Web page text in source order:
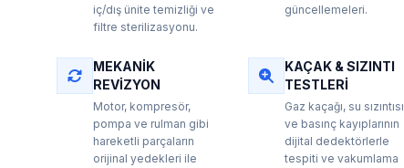
iç/dış ünite temizliği ve
filtre sterilizasyonu.
güncellemeleri.
MEKANIK
REVIZYON
Motor, kompresör,
pompa ve rulman gibi
hareketli parçaların
orijinal yedekleri ile
KAÇAK & SIZINTI
TESTLERI
Gaz kaçağı, su sızıntısı
ve basınç kayıplarının
dijital dedektörlerle
tespiti ve vakumlama